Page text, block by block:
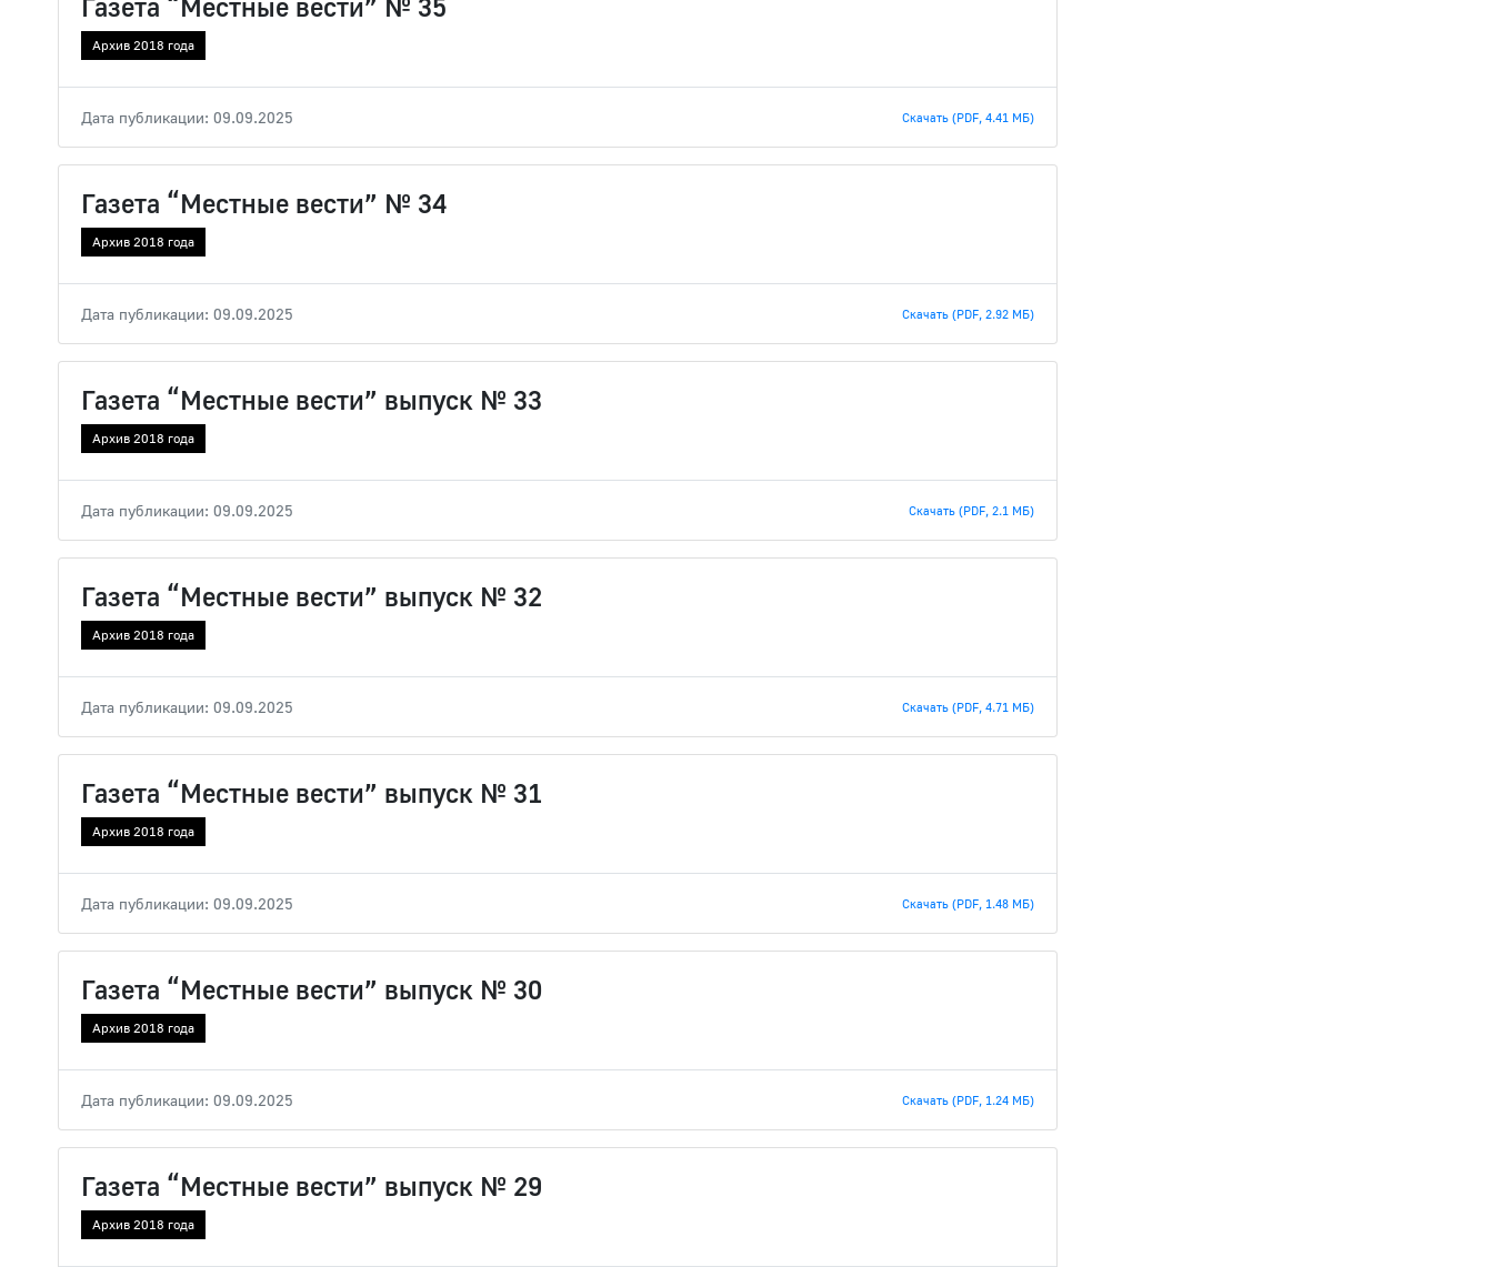
Архив 2018 года
Дата публикации: 09.09.2025 Скачать (PDF, 4.41 МБ)
Газета “Местные вести” № 34
Архив 2018 года
Дата публикации: 09.09.2025 Скачать (PDF, 2.92 МБ)
Газета “Местные вести” выпуск № 33
Архив 2018 года
Дата публикации: 09.09.2025 Скачать (PDF, 2.1 МБ)
Газета “Местные вести” выпуск № 32
Архив 2018 года
Дата публикации: 09.09.2025 Скачать (PDF, 4.71 МБ)
Газета “Местные вести” выпуск № 31
Архив 2018 года
Дата публикации: 09.09.2025 Скачать (PDF, 1.48 МБ)
Газета “Местные вести” выпуск № 30
Архив 2018 года
Дата публикации: 09.09.2025 Скачать (PDF, 1.24 МБ)
Газета “Местные вести” выпуск № 29
Архив 2018 года